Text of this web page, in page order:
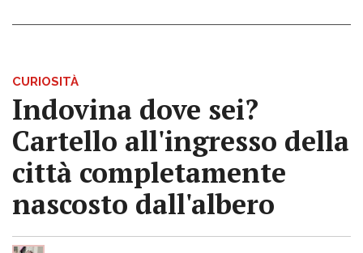
CURIOSITÀ
Indovina dove sei?
Cartello all'ingresso della
città completamente
nascosto dall'albero